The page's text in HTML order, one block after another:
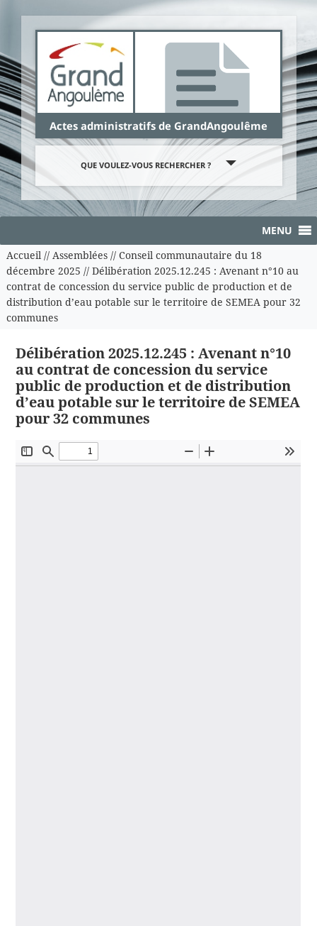
Actes administratifs de GrandAngoulême
QUE VOULEZ-VOUS RECHERCHER ?
MENU
Accueil// Assemblées// Conseil communautaire du 18
décembre 2025 // Délibération 2025.12.245 : Avenant n°10 au
contrat de concession du service public de production et de
distribution d’eau potable sur le territoire de SEMEA pour 32
communes
Délibération 2025.12.245 : Avenant n°10
au contrat de concession du service
public de production et de distribution
d’eau potable sur le territoire de SEMEA
pour 32 communes
Panneau de gestion des cookies